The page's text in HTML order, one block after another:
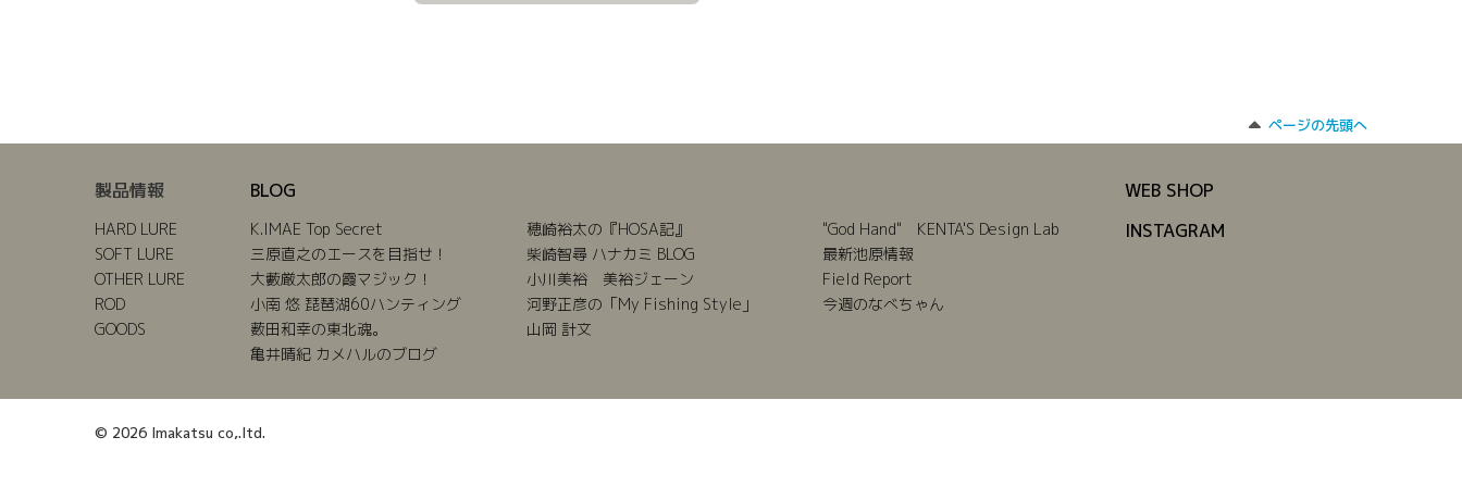
ページの先頭へ
製品情報
HARD LURE
SOFT LURE
OTHER LURE
ROD
GOODS
BLOG
K.IMAE Top Secret
三原直之のエースを目指せ！
大藪厳太郎の霞マジック！
小南 悠 琵琶湖60ハンティング
薮田和幸の東北魂。
亀井晴紀 カメハルのブログ
穂崎裕太の『HOSA記』
柴崎智尋 ハナカミ BLOG
小川美裕 美裕ジェーン
河野正彦の「My Fishing Style」
山岡 計文
"God Hand" KENTA'S Design Lab
最新池原情報
Field Report
今週のなべちゃん
WEB SHOP
INSTAGRAM
© 2026 Imakatsu co,.ltd.